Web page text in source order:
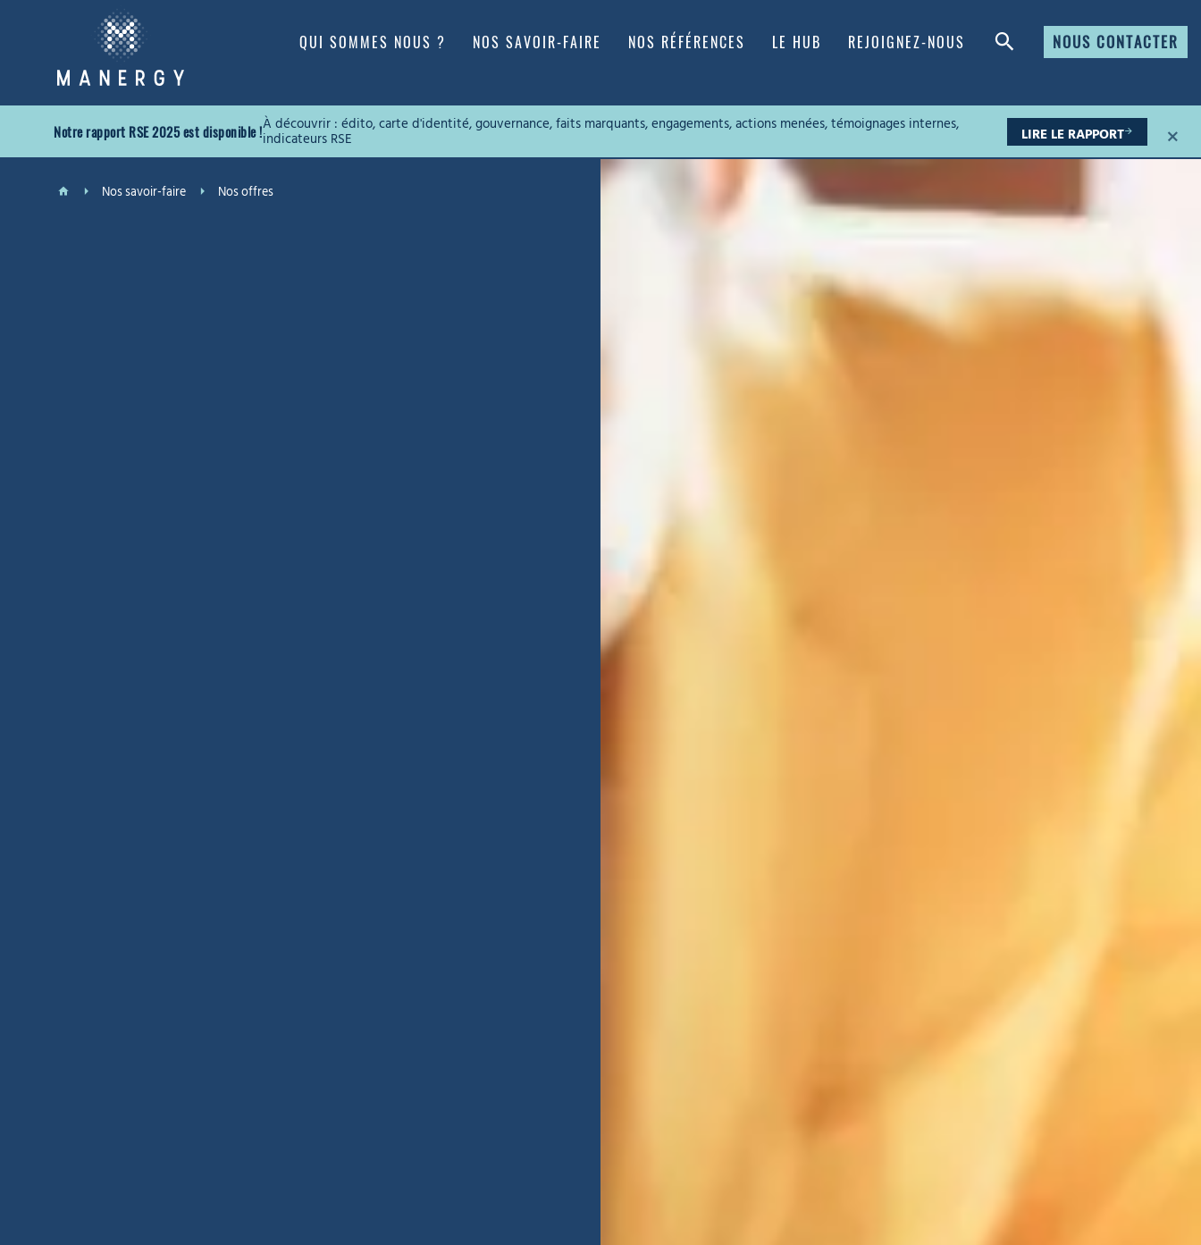
QUI SOMMES NOUS ? NOS SAVOIR-FAIRE NOS RÉFÉRENCES LE HUB REJOIGNEZ-NOUS NOUS CONTACTER
Nos savoir-faire Nos offres
Notre rapport RSE 2025 est disponible !À découvrir : édito, carte d'identité, gouvernance, faits marquants, engagements, actions menées, témoignages internes,
indicateurs RSE
LIRE LE RAPPORT ×